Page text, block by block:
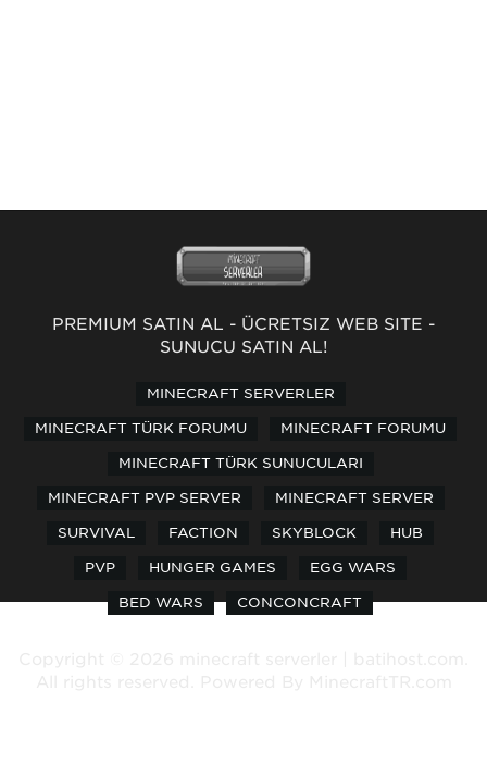
PREMİUM SATIN AL - ÜCRETSİZ WEB SİTE -
SUNUCU SATIN AL!
MINECRAFT SERVERLER
MINECRAFT TÜRK FORUMU MINECRAFT FORUMU
MINECRAFT TÜRK SUNUCULARI
MINECRAFT PVP SERVER MINECRAFT SERVER
SURVIVAL FACTION SKYBLOCK HUB
PVP HUNGER GAMES EGG WARS
BED WARS CONCONCRAFT